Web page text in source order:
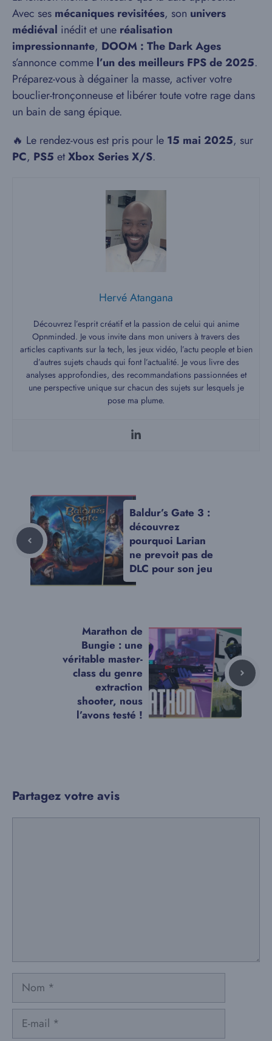
Avec ses mécaniques revisitées, son univers
médiéval inédit et une réalisation
impressionnante, DOOM : The Dark Ages
s’annonce comme l’un des meilleurs FPS de 2025.
Préparez-vous à dégainer la masse, activer votre
bouclier-tronçonneuse et libérer toute votre rage dans
un bain de sang épique.
🔥 Le rendez-vous est pris pour le 15 mai 2025, sur
PC, PS5 etXbox Series X/S.
Hervé Atangana
Découvrez l’esprit créatif et la passion de celui qui anime
Opnminded. Je vous invite dans mon univers à travers des
articles captivants sur la tech, les jeux vidéo, l’actu people et bien
d’autres sujets chauds qui font l’actualité. Je vous livre des
analyses approfondies, des recommandations passionnées et
une perspective unique sur chacun des sujets sur lesquels je
pose ma plume.
Baldur’s Gate 3 :
découvrez
pourquoi Larian
ne prevoit pas de
DLC pour son jeu
Marathon de
Bungie : une
véritable master-
class du genre
extraction
shooter, nous
l’avons testé !
Partagez votre avis
Nom
mail